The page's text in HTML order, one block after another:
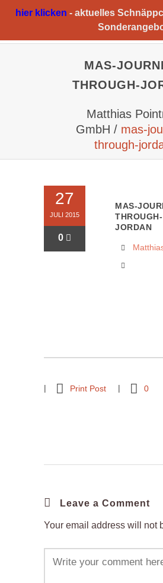
hier klicken - aktuelles
MAS-
THROUGH-
Matthias
GmbH / mas-
through-
27
JULI 2015
0
MAS-
THROUGH-
JORDAN
Print Post 0
Leave a Comment
Your email address will not